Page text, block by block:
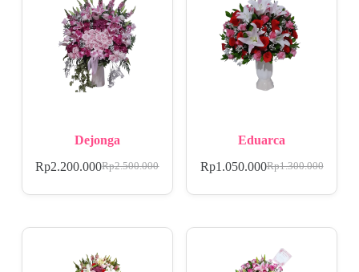
Dejonga
Rp2.500.000
Rp2.200.000
Eduarca
Rp1.300.000
Rp1.050.000